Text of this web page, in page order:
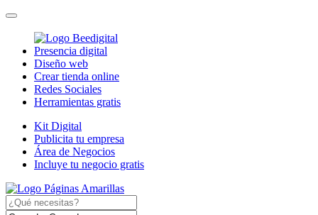
Presencia digital
Diseño web
Crear tienda online
Redes Sociales
Herramientas gratis
Kit Digital
Publicita tu empresa
Área de Negocios
Incluye tu negocio gratis